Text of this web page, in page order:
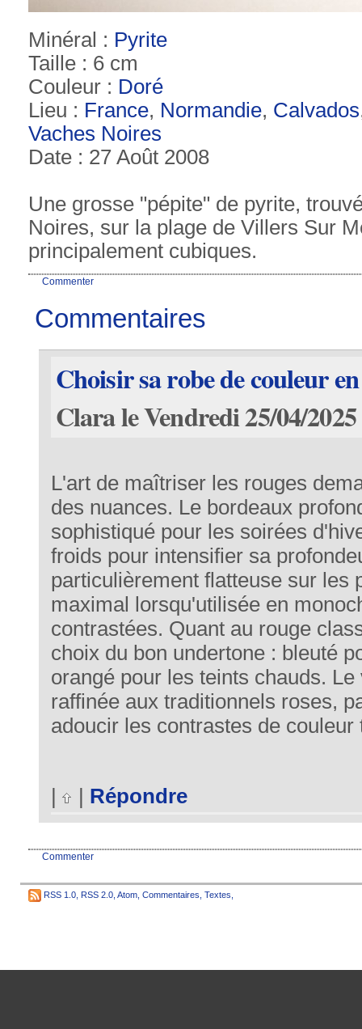
Minéral : Pyrite
Taille : 6 cm
Couleur : Doré
Lieu : France, Normandie, Calvados
Vaches Noires
Date : 27 Août 2008
Une grosse "pépite" de pyrite,
Noires, sur la plage de Villers Sur
principalement cubiques.
Commenter
Commentaires
Choisir sa robe de couleur
Clara le Vendredi 25/04/
L'art de maîtriser les rouges
des nuances. Le bordeaux
sophistiqué pour les soirées
froids pour intensifier sa
particulièrement flatteuse sur les
maximal lorsqu'utilisée en
contrastées. Quant au rouge
choix du bon undertone : bleuté
orangé pour les teints chauds. Le
raffinée aux traditionnels roses,
adoucir les contrastes de couleur
Répondre
Commenter
RSS 1.0 RSS 2.0 Atom Commentaires Textes